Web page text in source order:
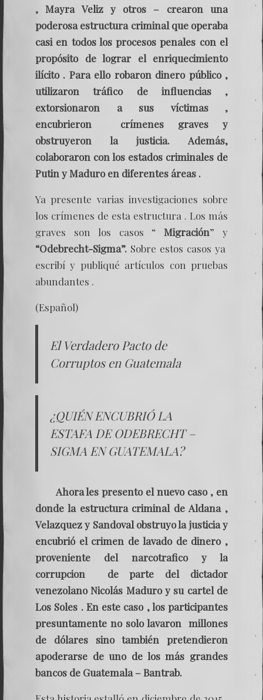
, Mayra Veliz y otros – crearon una
poderosa estructura criminal que operaba
casi en todos los procesos penales con el
propósito de lograr el enriquecimiento
ilícito . Para ello robaron dinero público ,
utilizaron tráfico de influencias ,
extorsionaron a sus víctimas ,
encubrieron crímenes graves y
obstruyeron la justicia. Además,
colaboraron con los estados criminales de
Putin y Maduro en diferentes áreas .
Ya presente varias investigaciones sobre
los crímenes de esta estructura . Los más
graves son los casos “
Migración” y
“Odebrecht-Sigma”. Sobre estos casos ya
escribí y publiqué artículos con pruebas
abundantes .
(Español)
El Verdadero Pacto de
Corruptos en Guatemala
¿QUIÉN ENCUBRIÓ LA
ESTAFA DE ODEBRECHT –
SIGMA EN GUATEMALA?
Ahora les presento el nuevo caso , en
donde la estructura criminal de Aldana ,
Velazquez y Sandoval obstruyo la justicia y
encubrió el crimen de lavado de dinero ,
proveniente del narcotrafico y la
corrupcion de parte del dictador
venezolano Nicolás Maduro y su cartel de
Los Soles . En este caso , los participantes
presuntamente no solo lavaron millones
de dólares sino también pretendieron
apoderarse de uno de los más grandes
bancos de Guatemala – Bantrab.